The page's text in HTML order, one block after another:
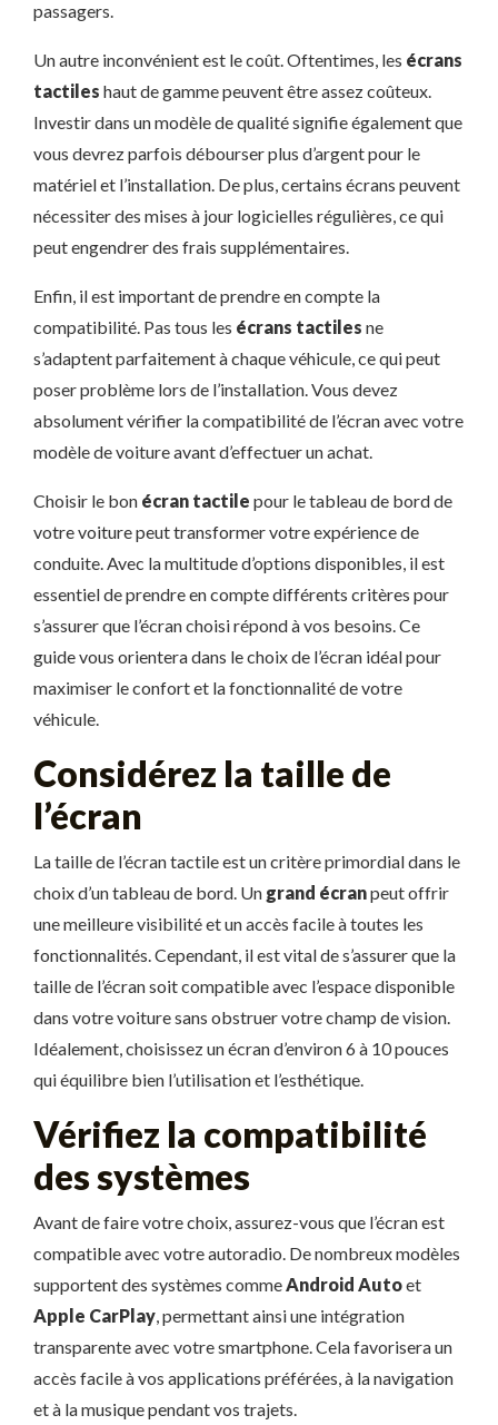
passagers.
Un autre inconvénient est le coût. Oftentimes, les écrans
tactiles haut de gamme peuvent être assez coûteux.
Investir dans un modèle de qualité signifie également que
vous devrez parfois débourser plus d’argent pour le
matériel et l’installation. De plus, certains écrans peuvent
nécessiter des mises à jour logicielles régulières, ce qui
peut engendrer des frais supplémentaires.
Enfin, il est important de prendre en compte la
compatibilité. Pas tous les écrans tactiles ne
s’adaptent parfaitement à chaque véhicule, ce qui peut
poser problème lors de l’installation. Vous devez
absolument vérifier la compatibilité de l’écran avec votre
modèle de voiture avant d’effectuer un achat.
Choisir le bon écran tactile pour le tableau de bord de
votre voiture peut transformer votre expérience de
conduite. Avec la multitude d’options disponibles, il est
essentiel de prendre en compte différents critères pour
s’assurer que l’écran choisi répond à vos besoins. Ce
guide vous orientera dans le choix de l’écran idéal pour
maximiser le confort et la fonctionnalité de votre
véhicule.
Considérez la taille de
l’écran
La taille de l’écran tactile est un critère primordial dans le
choix d’un tableau de bord. Un grand écranpeut offrir
une meilleure visibilité et un accès facile à toutes les
fonctionnalités. Cependant, il est vital de s’assurer que la
taille de l’écran soit compatible avec l’espace disponible
dans votre voiture sans obstruer votre champ de vision.
Idéalement, choisissez un écran d’environ 6 à 10 pouces
qui équilibre bien l’utilisation et l’esthétique.
Vérifiez la compatibilité
des systèmes
Avant de faire votre choix, assurez-vous que l’écran est
compatible avec votre autoradio. De nombreux modèles
supportent des systèmes commeAndroid Autoet
Apple CarPlay, permettant ainsi une intégration
transparente avec votre smartphone. Cela favorisera un
accès facile à vos applications préférées, à la navigation
et à la musique pendant vos trajets.